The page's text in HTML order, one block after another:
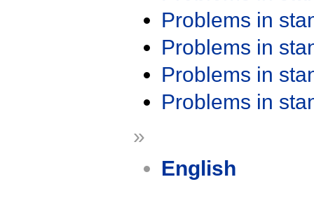
Problems in
Problems in
Problems in
Problems in
»
English